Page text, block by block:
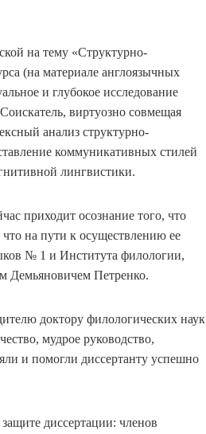
на тему «Структурно-
(на материале англоязычных
и глубокое исследование
виртуозно совмещая
анализ структурно-
коммуникативных стилей
лингвистики.
приходит осознание того, что
на пути к осуществлению ее
№ 1 и Института филологии,
Демьяновичем Петренко.
доктору филологических наук
мудрое руководство,
и помогли диссертанту успешно
диссертации: членов